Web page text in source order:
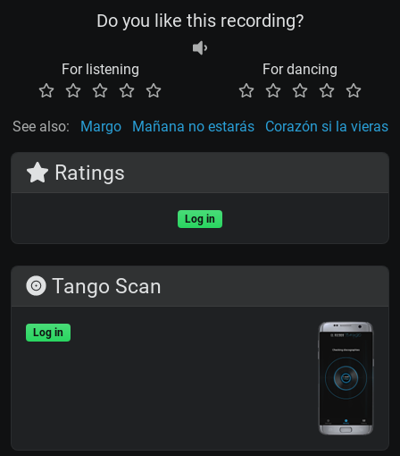
Do you like this recording?
For listening For dancing
See also: Margo Mañana no estarás Corazón si la vieras
Ratings
Log in
Tango Scan
Log in